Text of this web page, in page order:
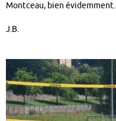
Montceau, bien évidemment.
J.B.